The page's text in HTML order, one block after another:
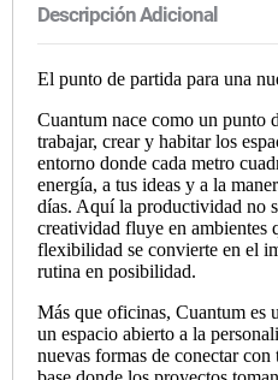
Descripción Adicional
El punto de partida para una
Cuantum nace como un punto
trabajar, crear y habitar los
entorno donde cada metro
energía, a tus ideas y a la
días. Aquí la productividad no
creatividad fluye en ambientes
flexibilidad se convierte en el
rutina en posibilidad.
Más que oficinas, Cuantum es
un espacio abierto a la
nuevas formas de conectar